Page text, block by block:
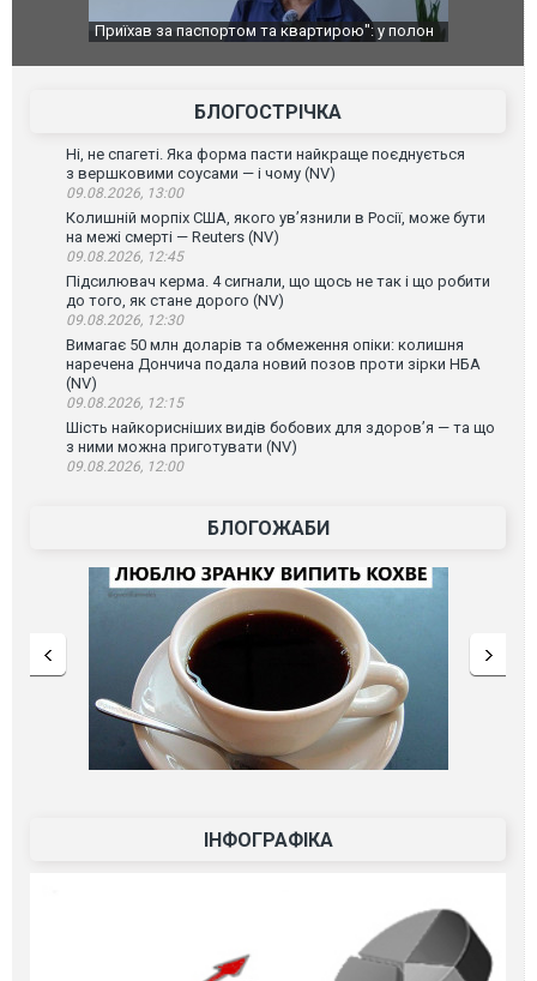
Одесу накрила потужна злива з градом та
Вже
БЛОГОСТРІЧКА
Ні, не спагеті. Яка форма пасти найкраще поєднується
з вершковими соусами — і чому (NV)
09.08.2026, 13:00
Колишній морпіх США, якого ув’язнили в Росії, може бути
на межі смерті — Reuters (NV)
09.08.2026, 12:45
Підсилювач керма. 4 сигнали, що щось не так і що робити
до того, як стане дорого (NV)
09.08.2026, 12:30
Вимагає 50 млн доларів та обмеження опіки: колишня
наречена Дончича подала новий позов проти зірки НБА
(NV)
09.08.2026, 12:15
Шість найкорисніших видів бобових для здоров’я — та що
з ними можна приготувати (NV)
09.08.2026, 12:00
БЛОГОЖАБИ
ІНФОГРАФІКА